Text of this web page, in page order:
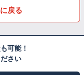
戻る
可能！
さい